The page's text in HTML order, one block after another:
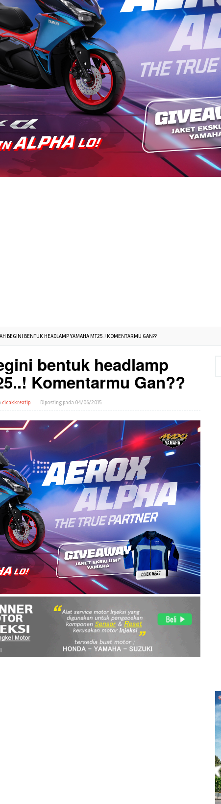
BEGINI BENTUK HEADLAMP YAMAHA MT25..! KOMENTARMU GAN??
bentuk headlamp
Komentarmu Gan??
cicakkreatip Diposting pada 04/06/2015